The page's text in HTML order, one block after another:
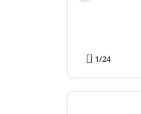
1/24